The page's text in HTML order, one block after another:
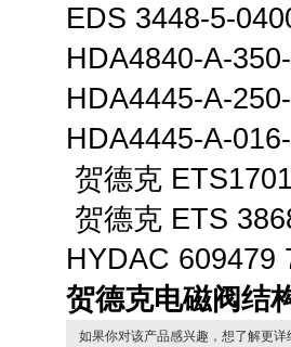
EDS 3448-5-
HDA4840-A-
HDA4445-A-
HDA4445-A-
贺德克
贺德克 ETS
HYDAC 609479
贺德克电磁阀结
如果你对该产品感兴趣，想了解更详